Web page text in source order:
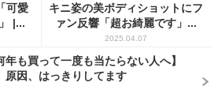
可愛
|...
キニ姿の美ボディショットにフ
ァン反響「超お綺麗です」...
2025.04.07
年も買って一度も当たらない人へ】
原因、はっきりしてます